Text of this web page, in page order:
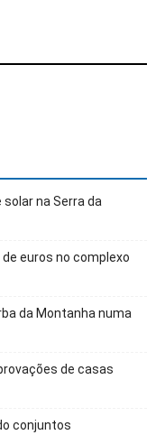
na Serra da
euros no complexo
da Montanha numa
de casas
conjuntos